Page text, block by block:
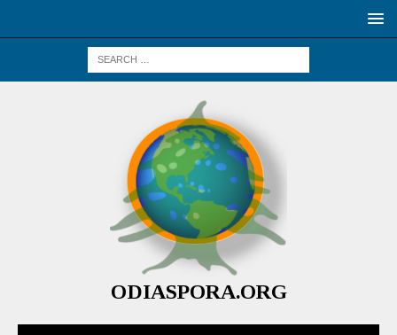
ODIASPORA.ORG